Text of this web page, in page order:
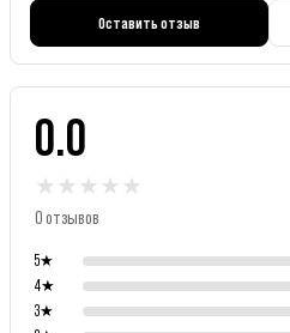
Оставить отзыв
0.0
★ ★ ★ ★ ★
0 отзывов
5★
4★
3★